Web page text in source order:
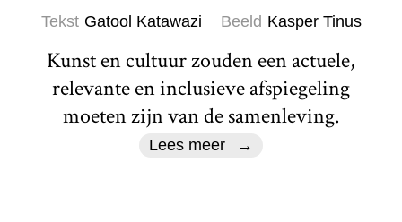
Tekst Gatool Katawazi Beeld Kasper Tinus
Kunst en cultuur zouden een actuele,
relevante en inclusieve afspiegeling
moeten zijn van de samenleving.
Lees meer